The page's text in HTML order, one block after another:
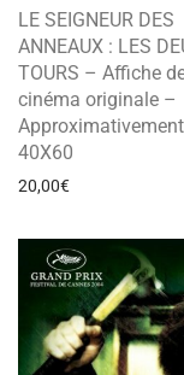
LE SEIGNEUR DES
ANNEAUX : LES
TOURS – Affiche
cinéma originale –
Approximativement
40X60
20,00€